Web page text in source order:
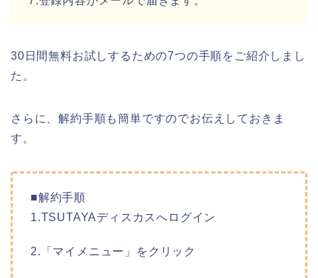
30日間無料お試しするための7つの手順をご紹介しまし
た。
さらに、解約手順も簡単ですのでお伝えしておきま
す。
■解約手順
1.TSUTAYAディスカスへログイン
2.「マイメニュー」をクリック